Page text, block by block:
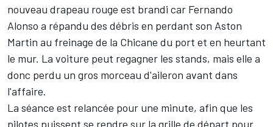
nouveau drapeau rouge est brandi car Fernando
Alonso a répandu des débris en perdant son Aston
Martin au freinage de la Chicane du port et en heurtant
le mur. La voiture peut regagner les stands, mais elle a
donc perdu un gros morceau d'aileron avant dans
l'affaire.
La séance est relancée pour une minute, afin que les
pilotes puissent se rendre sur la grille de départ pour